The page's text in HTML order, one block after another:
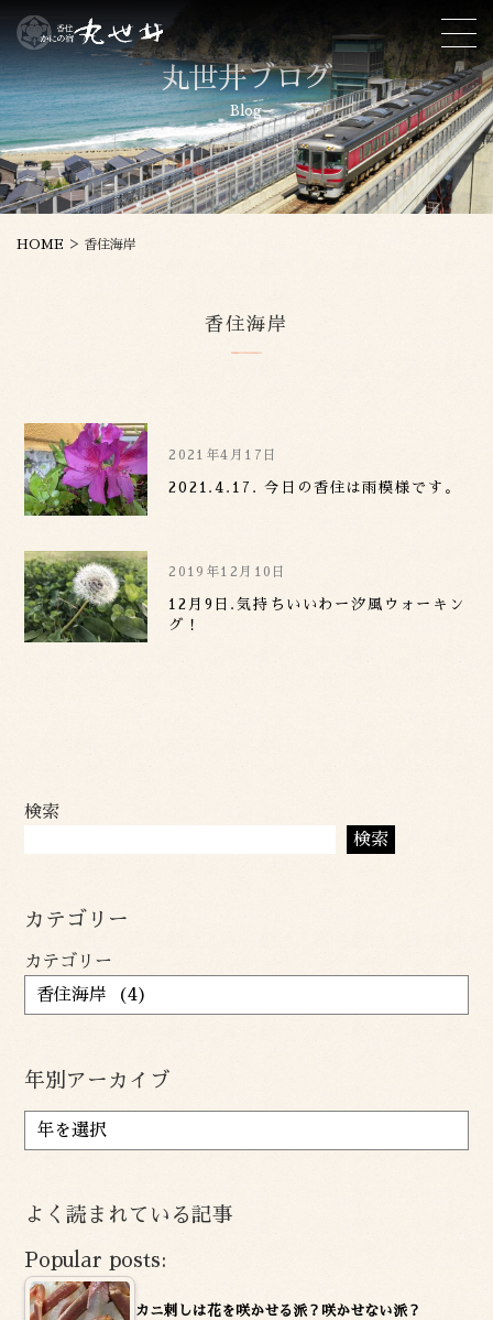
丸世井ブログ
Blog
HOME > 香住海岸
香住海岸
2021年4月17日
2021.4.17. 今日の香住は雨模様です。
2019年12月10日
12月9日.気持ちいいわー汐風ウォーキン
グ！
検索
検索
カテゴリー
カテゴリー
年別アーカイブ
ア
ー
イ
ブ
よく読まれている記事
Popular posts:
カニ刺しは花を咲かせる派？咲かせない派？